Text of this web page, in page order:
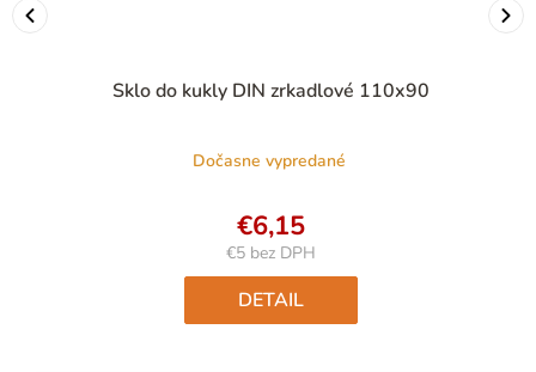
Sklo do kukly DIN zrkadlové 110x90
Dočasne vypredané
€6,15
€5 bez DPH
Jednotková
cena:
DETAIL